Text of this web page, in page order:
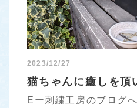
2023/12/27
猫ちゃんに癒しを頂
Eー刺繍工房のブロ